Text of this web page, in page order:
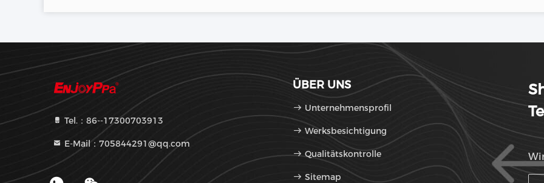
Tel.：86--17300703913
E-Mail：705844291@qq.com
ÜBER UNS
Unternehmensprofil
Werksbesichtigung
Qualitätskontrolle
Sitemap